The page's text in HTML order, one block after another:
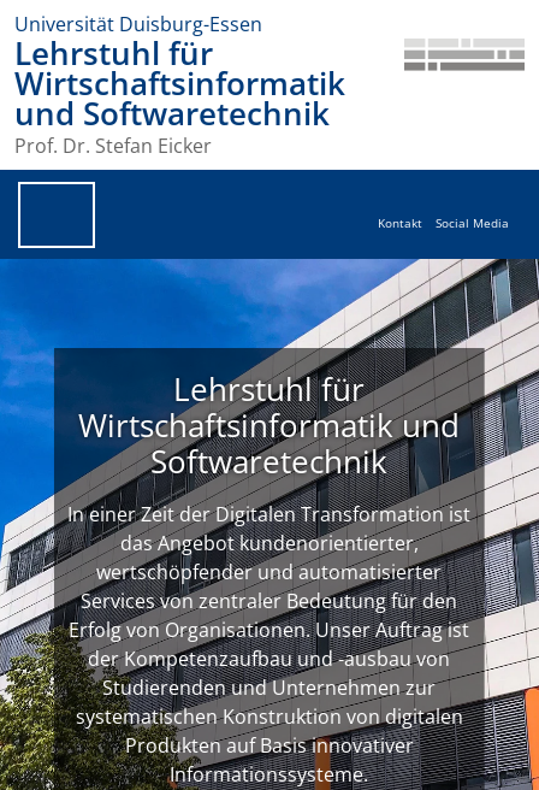
Universität Duisburg-Essen
Lehrstuhl für
Wirtschaftsinformatik
und Softwaretechnik
Prof. Dr. Stefan Eicker
Kontakt Social Media
Lehrstuhl für
Wirtschaftsinformatik und
Softwaretechnik
In einer Zeit der Digitalen Transformation ist
das Angebot kundenorientierter,
wertschöpfender und automatisierter
Services von zentraler Bedeutung für den
Erfolg von Organisationen. Unser Auftrag ist
der Kompetenzaufbau und -ausbau von
Studierenden und Unternehmen zur
systematischen Konstruktion von digitalen
Produkten auf Basis innovativer
Informationssysteme.